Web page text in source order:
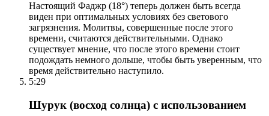
Настоящий Фаджр (18°) теперь должен быть всегда
виден при оптимальных условиях без светового
загрязнения. Молитвы, совершенные после этого
времени, считаются действительными. Однако
существует мнение, что после этого времени стоит
подождать немного дольше, чтобы быть уверенным, что
время действительно наступило.
5:29
Шурук (восход солнца) с использованием